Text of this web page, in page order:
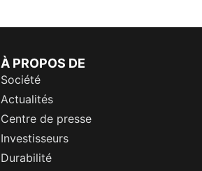
À PROPOS DE
Société
Actualités
Centre de presse
Investisseurs
Durabilité